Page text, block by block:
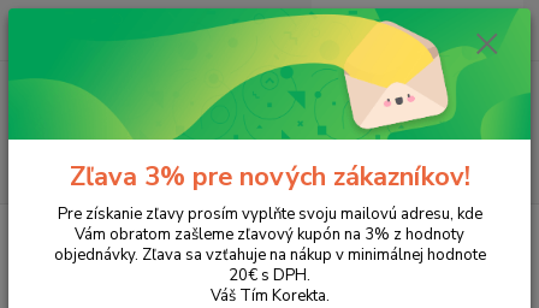
Hľadať
ks
za 0,00 EUR
Tonery a náplne do tlačiarní Canon MP L90
Zľava 3% pre nových zákazníkov!
Pre získanie zľavy prosím vyplňte svoju mailovú adresu, kde
Vám obratom zašleme zľavový kupón na 3% z hodnoty
objednávky. Zľava sa vzťahuje na nákup v minimálnej hodnote
20€ s DPH.
Váš Tím Korekta.